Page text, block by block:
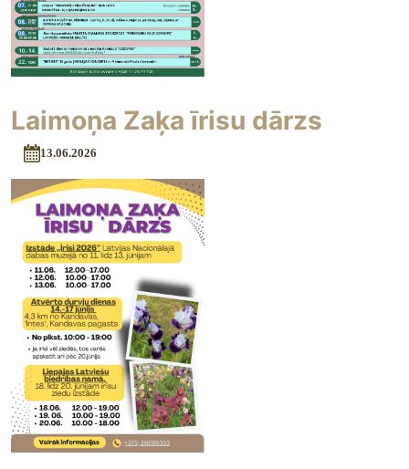
Laimoņa Zaķa īrisu dārzs
13.06.2026